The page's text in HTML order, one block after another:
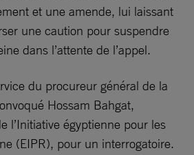
et une amende, lui laissant
une caution pour suspendre
dans l’attente de l’appel.
du procureur général de la
Hossam Bahgat,
l’Initiative égyptienne pour les
(EIPR), pour un interrogatoire.